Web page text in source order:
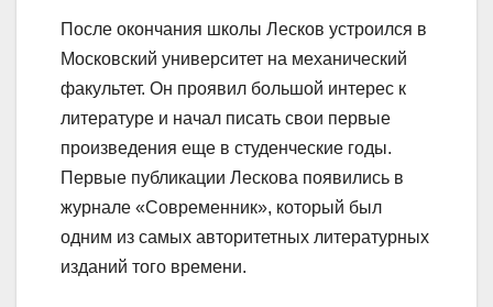
После окончания школы Лесков устроился в
Московский университет на механический
факультет. Он проявил большой интерес к
литературе и начал писать свои первые
произведения еще в студенческие годы.
Первые публикации Лескова появились в
журнале «Современник», который был
одним из самых авторитетных литературных
изданий того времени.